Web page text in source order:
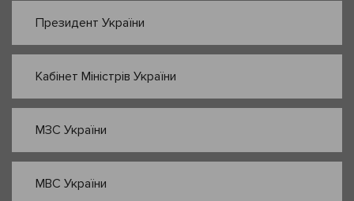
Президент України
Кабінет Міністрів України
МЗС України
МВС України